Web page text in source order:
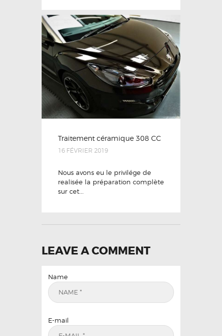
Traitement céramique 308 CC
16 FÉVRIER 2019
Nous avons eu le privilége de
realisée la préparation complète
sur cet...
LEAVE A COMMENT
Name
E-mail